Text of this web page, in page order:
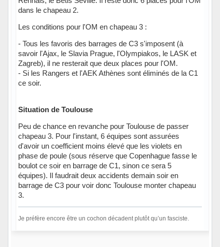
dans le chapeau 2.
Les conditions pour l'OM en chapeau 3 :
- Tous les favoris des barrages de C3 s'imposent (à
savoir l'Ajax, le Slavia Prague, l'Olympiakos, le LASK et
Zagreb), il ne resterait que deux places pour l'OM.
- Si les Rangers et l'AEK Athènes sont éliminés de la C1
ce soir.
Situation de Toulouse
Peu de chance en revanche pour Toulouse de passer
chapeau 3. Pour l'instant, 6 équipes sont assurées
d'avoir un coefficient moins élevé que les violets en
phase de poule (sous réserve que Copenhague fasse le
boulot ce soir en barrage de C1, sinon ce sera 5
équipes). Il faudrait deux accidents demain soir en
barrage de C3 pour voir donc Toulouse monter chapeau
3.
Je préfère encore être un cochon décadent plutôt qu’un fasciste.